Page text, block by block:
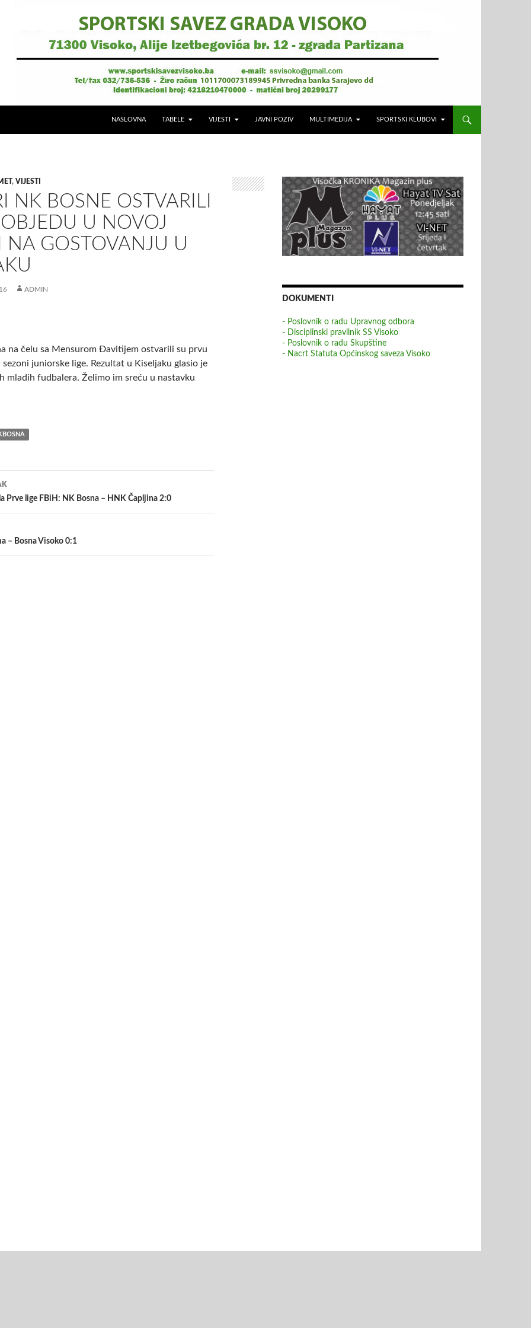
NASLOVNA TABELE VIJESTI JAVNI POZIV MULTIMEDIJA SPORTSKI KLUBOVI
, VIJESTI
NK BOSNE OSTVARILI
U NOVOJ
NA GOSTOVANJU U
ADMIN
na čelu sa Mensurom Đavitijem ostvarili su prvu
juniorske lige. Rezultat u Kiseljaku glasio je
mladih fudbalera. Želimo im sreću u nastavku
Prve lige FBiH: NK Bosna – HNK Čapljina 2:0
– Bosna Visoko 0:1
DOKUMENTI
- Poslovnik o radu Upravnog odbora
- Disciplinski pravilnik SS Visoko
- Poslovnik o radu Skupštine
- Nacrt Statuta Općinskog saveza Visoko